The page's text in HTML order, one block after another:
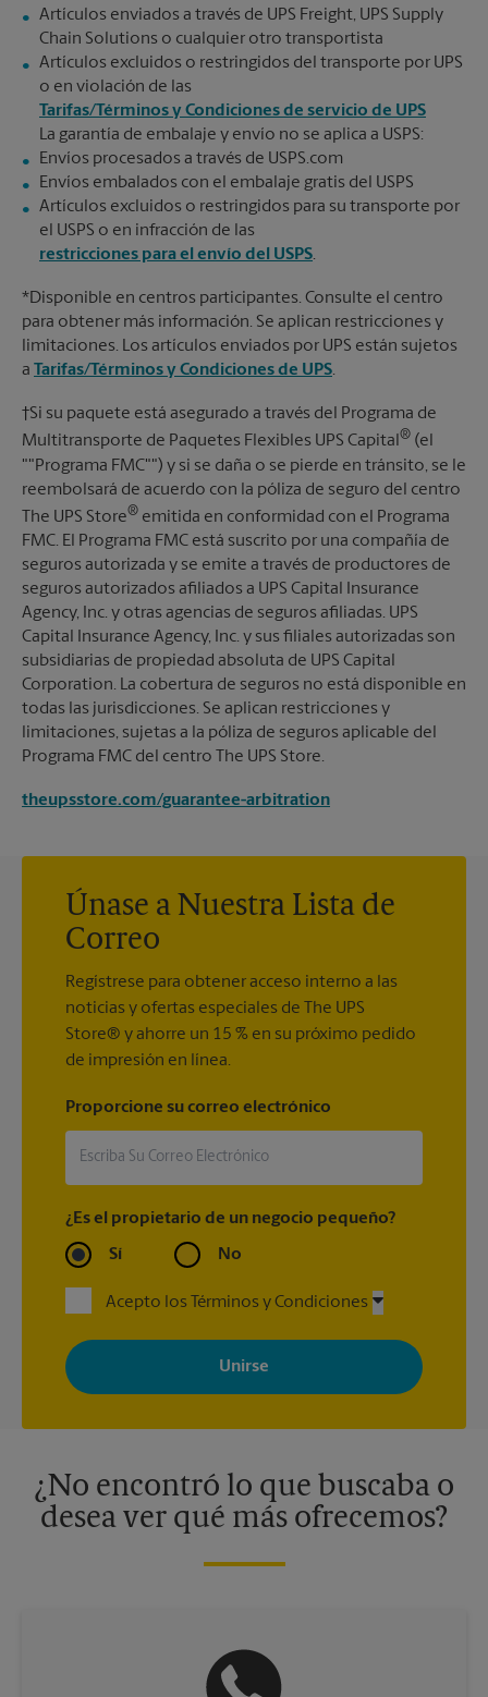
Artículos enviados a través de UPS Freight, UPS Supply
Chain Solutions o cualquier otro transportista
Artículos excluidos o restringidos del transporte por UPS
o en violación de las
Tarifas/Términos y Condiciones de servicio de UPS
La garantía de embalaje y envío no se aplica a USPS:
Envíos procesados a través de USPS.com
Envíos embalados con el embalaje gratis del USPS
Artículos excluidos o restringidos para su transporte por
el USPS o en infracción de las
restricciones para el envío del USPS.
*Disponible en centros participantes. Consulte el centro
para obtener más información. Se aplican restricciones y
limitaciones. Los artículos enviados por UPS están sujetos
a Tarifas/Términos y Condiciones de UPS.
†Si su paquete está asegurado a través del Programa de
Multitransporte de Paquetes Flexibles UPS Capital® (el
""Programa FMC"") y si se daña o se pierde en tránsito, se le
reembolsará de acuerdo con la póliza de seguro del centro
The UPS Store® emitida en conformidad con el Programa
FMC. El Programa FMC está suscrito por una compañía de
seguros autorizada y se emite a través de productores de
seguros autorizados afiliados a UPS Capital Insurance
Agency, Inc. y otras agencias de seguros afiliadas. UPS
Capital Insurance Agency, Inc. y sus filiales autorizadas son
subsidiarias de propiedad absoluta de UPS Capital
Corporation. La cobertura de seguros no está disponible en
todas las jurisdicciones. Se aplican restricciones y
limitaciones, sujetas a la póliza de seguros aplicable del
Programa FMC del centro The UPS Store.
theupsstore.com/guarantee-arbitration
Únase a Nuestra Lista de
Correo
Regístrese para obtener acceso interno a las
noticias y ofertas especiales de The UPS
Store® y ahorre un 15 % en su próximo pedido
de impresión en línea.
Proporcione su correo electrónico
¿Es el propietario de un negocio pequeño?
Sí No
Acepto los Términos y Condiciones
Al registrarse, acepta recibir correos electrónicos de The UPS
Store con noticias, ofertas especiales, promociones y mensajes
adaptados a sus intereses. Puede darse de baja en cualquier
momento. Para más información, consulte nuestra política de
¿No encontró lo que buscaba o
desea ver qué más ofrecemos?